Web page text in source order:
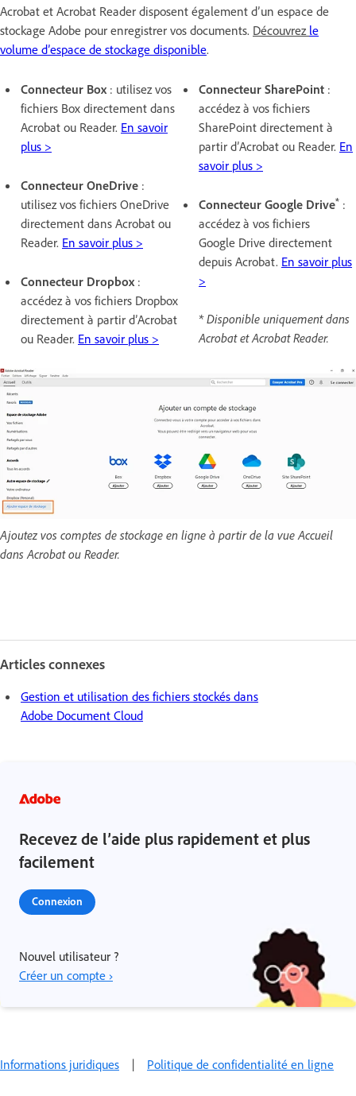
Acrobat et Acrobat Reader disposent également d’un espace de
stockage Adobe pour enregistrer vos documents. Découvrez le
volume d’espace de stockage disponible.
Connecteur Box : utilisez vos
fichiers Box directement dans
Acrobat ou Reader. En savoir
plus >
Connecteur OneDrive :
utilisez vos fichiers OneDrive
directement dans Acrobat ou
Reader. En savoir plus >
Connecteur Dropbox :
accédez à vos fichiers Dropbox
directement à partir d’Acrobat
ou Reader. En savoir plus >
Connecteur SharePoint :
accédez à vos fichiers
SharePoint directement à
partir d’Acrobat ou Reader. En
savoir plus >
Connecteur Google Drive* :
accédez à vos fichiers
Google Drive directement
depuis Acrobat. En savoir plus
>
* Disponible uniquement dans
Acrobat et Acrobat Reader.
Ajoutez vos comptes de stockage en ligne à partir de la vue Accueil
dans Acrobat ou Reader.
Articles connexes
Gestion et utilisation des fichiers stockés dans
Adobe Document Cloud
Recevez de l’aide plus rapidement et plus
facilement
Connexion
Nouvel utilisateur ?
Créer un compte ›
Informations juridiques | Politique de confidentialité en ligne